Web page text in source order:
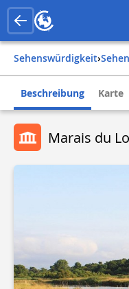
Sehenswürdigkeit›
Beschreibung Karte
Marais du